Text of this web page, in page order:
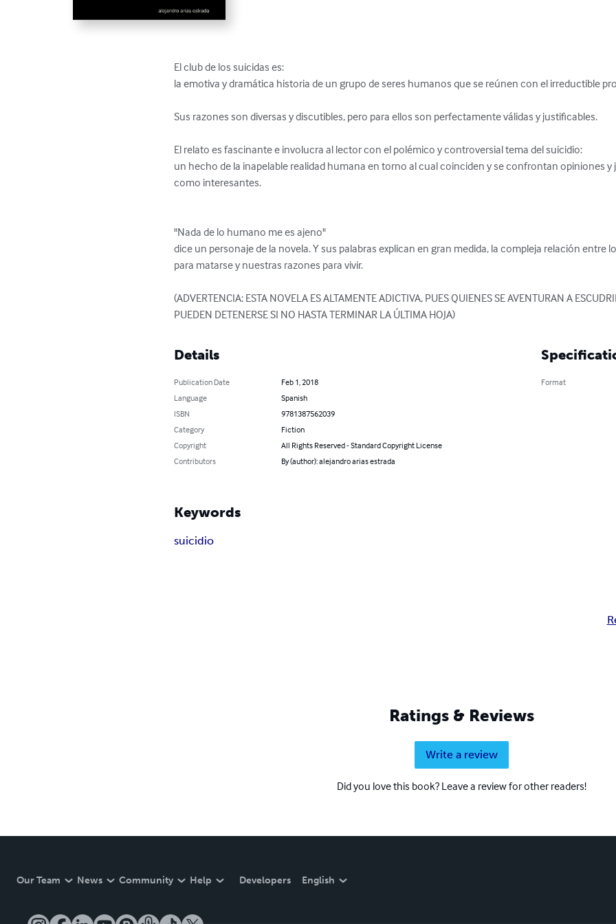
El club de los suicidas es:
la emotiva y dramática historia de un grupo de seres humanos que se reúnen con el irreductible
Sus razones son diversas y discutibles, pero para ellos son perfectamente válidas y justificables.
El relato es fascinante e involucra al lector con el polémico y controversial tema del suicidio:
un hecho de la inapelable realidad humana en torno al cual coinciden y se confrontan opiniones y
como interesantes.
"Nada de lo humano me es ajeno"
dice un personaje de la novela. Y sus palabras explican en gran medida, la compleja relación entre
para matarse y nuestras razones para vivir.
(ADVERTENCIA: ESTA NOVELA ES ALTAMENTE ADICTIVA, PUES QUIENES SE AVENTURAN A
PUEDEN DETENERSE SI NO HASTA TERMINAR LA ÚLTIMA HOJA)
Details
Publication Date
Feb 1, 2018
Language
Spanish
ISBN
9781387562039
Category
Fiction
Copyright
All Rights Reserved - Standard Copyright License
Contributors
By (author): alejandro arias estrada
Format
Keywords
suicidio
Ratings & Reviews
Write a review
Did you love this book? Leave a review for other readers!
Our Team News Community Help Developers English